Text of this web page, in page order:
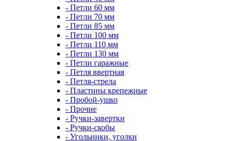
- Петли 60 мм
- Петли 70 мм
- Петли 85 мм
- Петли 100 мм
- Петли 110 мм
- Петли 130 мм
- Петли гаражные
- Петля ввертная
- Петля-стрела
- Пластины крепежные
- Пробой-ушко
- Прочие
- Ручки-завертки
- Ручки-скобы
- Угольники, уголки